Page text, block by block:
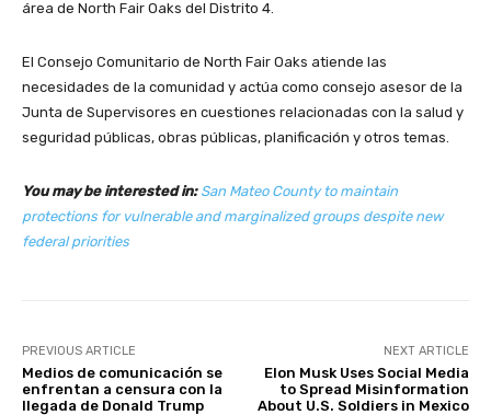
área de North Fair Oaks del Distrito 4.
El Consejo Comunitario de North Fair Oaks atiende las
necesidades de la comunidad y actúa como consejo asesor de la
Junta de Supervisores en cuestiones relacionadas con la salud y
seguridad públicas, obras públicas, planificación y otros temas.
You may be interested in: San Mateo County to maintain
protections for vulnerable and marginalized groups despite new
federal priorities
PREVIOUS ARTICLE
Medios de comunicación se
enfrentan a censura con la
llegada de Donald Trump
NEXT ARTICLE
Elon Musk Uses Social Media
to Spread Misinformation
About U.S. Soldiers in Mexico